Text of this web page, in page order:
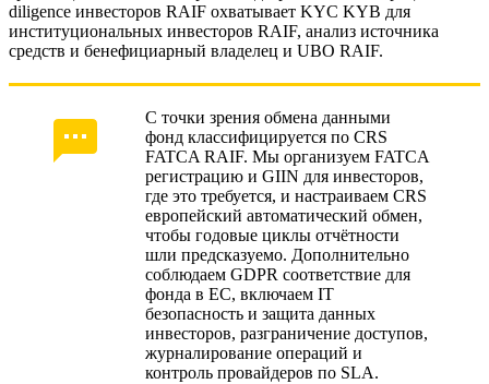
diligence инвесторов RAIF охватывает KYC KYB для
институциональных инвесторов RAIF, анализ источника
средств и бенефициарный владелец и UBO RAIF.
С точки зрения обмена данными
фонд классифицируется по CRS
FATCA RAIF. Мы организуем FATCA
регистрацию и GIIN для инвесторов,
где это требуется, и настраиваем CRS
европейский автоматический обмен,
чтобы годовые циклы отчётности
шли предсказуемо. Дополнительно
соблюдаем GDPR соответствие для
фонда в ЕС, включаем IT
безопасность и защита данных
инвесторов, разграничение доступов,
журналирование операций и
контроль провайдеров по SLA.